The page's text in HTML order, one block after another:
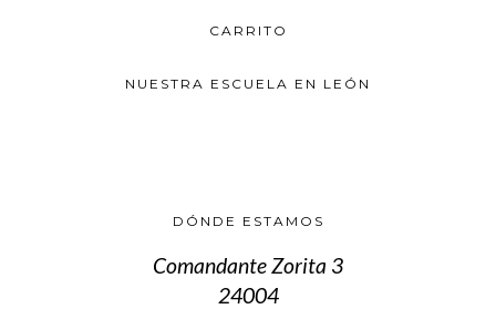
CARRITO
NUESTRA ESCUELA EN LEÓN
DÓNDE ESTAMOS
Comandante Zorita 3
24004